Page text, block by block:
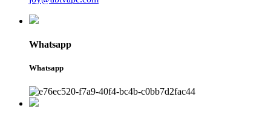
Whatsapp
Whatsapp